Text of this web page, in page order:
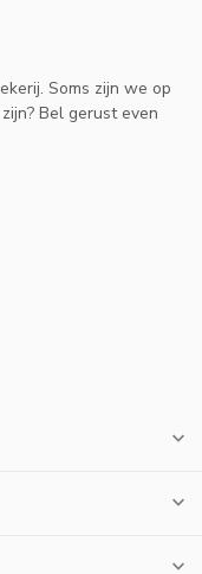
Soms zijn we op
Bel gerust even